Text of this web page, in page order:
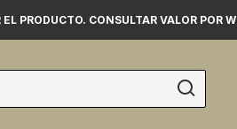
PRODUCTO. CONSULTAR VALOR POR